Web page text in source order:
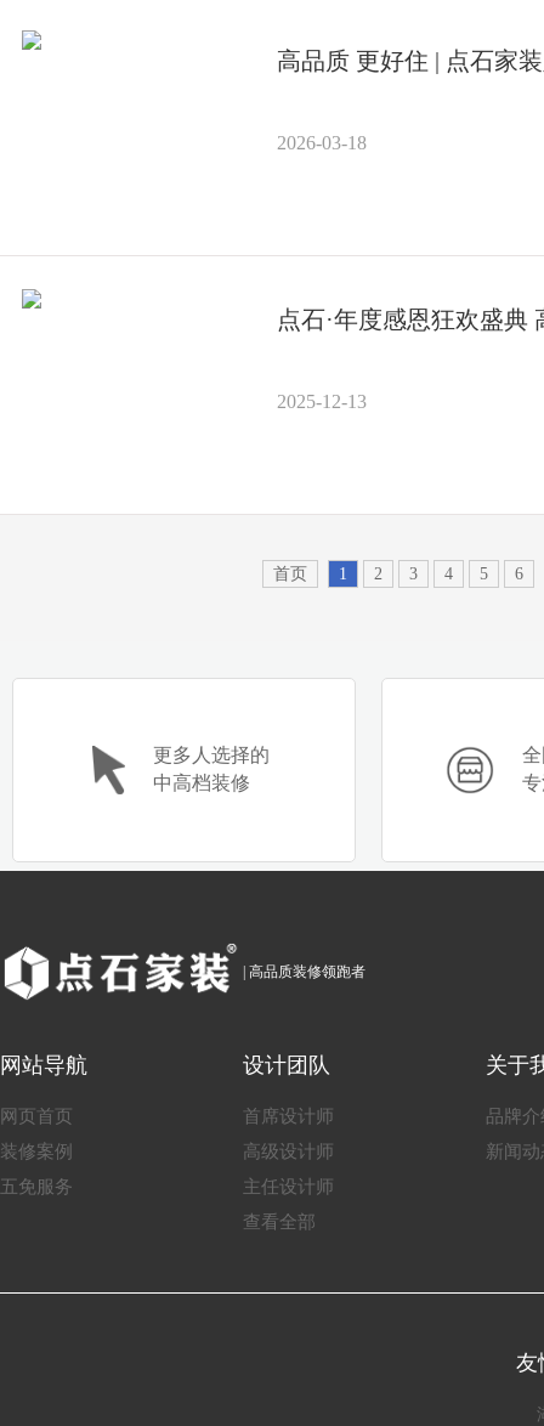
高品质 更好住 | 点石家
2026-03-18
点石·年度感恩狂欢盛典 高品质，更好住，「点石定制全案第六代」升
2025-12-13
首页 1 2 3 4 5 6
更多人选择的
中高档装修
| 高品质装修领跑者
网站导航
网页首页
装修案例
五免服务
设计团队
首席设计师
高级设计师
主任设计师
查看全部
关于
品牌介
新闻动
友